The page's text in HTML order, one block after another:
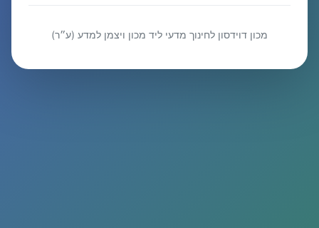
מכון דוידסון לחינוך מדעי ליד מכון ויצמן למדע (ע״ר)